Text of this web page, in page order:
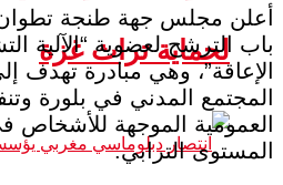
لحماية تراث غزة
أعلن مجلس جهة طنجة
باب الترشح لعضوية “الآلية
الإعاقة”، وهي مبادرة تهدف
المجتمع المدني في بلورة
العمومية الموجهة للأشخاص
المستوى الترابي.